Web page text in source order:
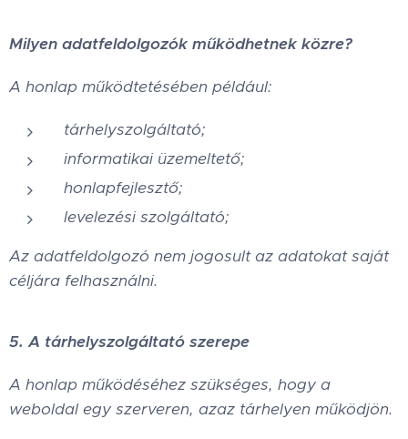
Milyen adatfeldolgozók működhetnek közre?
A honlap működtetésében például:
tárhelyszolgáltató;
informatikai üzemeltető;
honlapfejlesztő;
levelezési szolgáltató;
Az adatfeldolgozó nem jogosult az adatokat saját
céljára felhasználni.
5. A tárhelyszolgáltató szerepe
A honlap működéséhez szükséges, hogy a
weboldal egy szerveren, azaz tárhelyen működjön.